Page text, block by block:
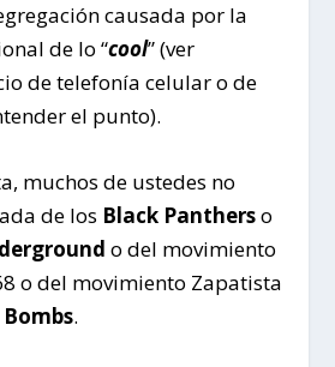
causada por la
de lo “cool” (ver
de telefonía celular o de
el punto).
muchos de ustedes no
de los Black Pantherso
o del movimiento
o del movimiento Zapatista
.